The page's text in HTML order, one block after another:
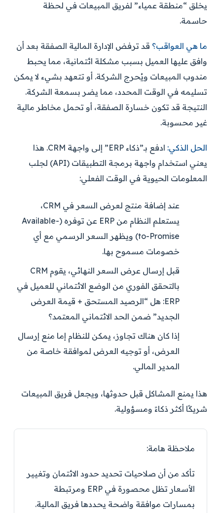
يخلق “منطقة عمياء” لفريق المبيعات في لحظة
حاسمة.
ما هي العواقب؟ قد ترفض الإدارة المالية الصفقة بعد أن
وافق عليها العميل بسبب مشكلة ائتمانية، مما يحبط
مندوب المبيعات ويُحرج الشركة. أو تتعهد بشيء لا يمكن
تسليمه في الوقت المحدد، مما يضر بسمعة الشركة.
النتيجة قد تكون خسارة الصفقة، أو تحمل مخاطر مالية
غير محسوبة.
الحل الذكي:
ادفع بـ”ذكاء ERP” إلى واجهة CRM. هذا
يعني استخدام واجهة برمجة التطبيقات (API) لجلب
المعلومات الحيوية في الوقت الفعلي:
عند إضافة منتج لعرض السعر في CRM،
يستعلم النظام من ERP عن توفره (Available-
to-Promise) ويظهر السعر الرسمي مع أي
خصومات مسموح بها.
قبل إرسال عرض السعر النهائي، يقوم CRM
بالتحقق الفوري من الوضع الائتماني للعميل في
ERP: هل “الرصيد المستحق + قيمة العرض
الجديد” ضمن الحد الائتماني المعتمد؟
إذا كان هناك تجاوز، يمكن للنظام إما منع إرسال
العرض، أو توجيه العرض لموافقة خاصة من
المدير المالي.
هذا يمنع المشاكل قبل حدوثها، ويجعل فريق المبيعات
شريكًا أكثر ذكاءً ومسؤولية.
ملاحظة هامة:
تأكد من أن صلاحيات تحديد حدود الائتمان وتغيير
الأسعار تظل محصورة في ERP ومرتبطة
بمسارات موافقة واضحة يحددها فريق المالية.